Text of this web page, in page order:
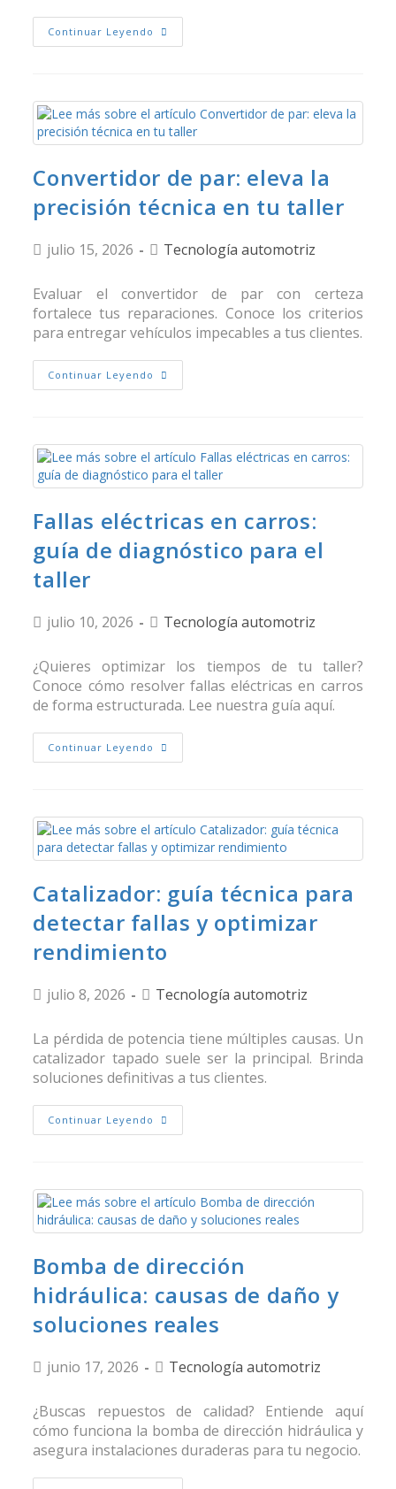
Continuar Leyendo
Convertidor de par: eleva la
precisión técnica en tu taller
julio 15, 2026 Tecnología automotriz
Evaluar el convertidor de par con certeza
fortalece tus reparaciones. Conoce los criterios
para entregar vehículos impecables a tus clientes.
Continuar Leyendo
Fallas eléctricas en carros:
guía de diagnóstico para el
taller
julio 10, 2026 Tecnología automotriz
¿Quieres optimizar los tiempos de tu taller?
Conoce cómo resolver fallas eléctricas en carros
de forma estructurada. Lee nuestra guía aquí.
Continuar Leyendo
Catalizador: guía técnica para
detectar fallas y optimizar
rendimiento
julio 8, 2026 Tecnología automotriz
La pérdida de potencia tiene múltiples causas. Un
catalizador tapado suele ser la principal. Brinda
soluciones definitivas a tus clientes.
Continuar Leyendo
Bomba de dirección
hidráulica: causas de daño y
soluciones reales
junio 17, 2026 Tecnología automotriz
¿Buscas repuestos de calidad? Entiende aquí
cómo funciona la bomba de dirección hidráulica y
asegura instalaciones duraderas para tu negocio.